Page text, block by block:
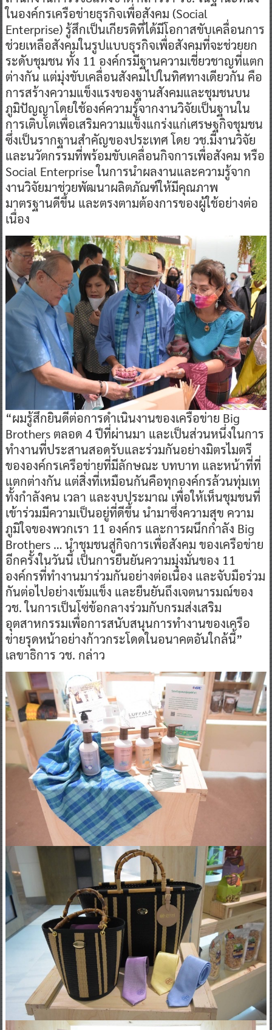
ในองค์กรเครือข่ายธุรกิจเพื่อสังคม (Social
Enterprise) รู้สึกเป็นเกียรติที่ได้มีโอกาสขับเคลื่อนการ
ช่วยเหลือสังคมในรูปแบบธุรกิจเพื่อสังคมที่จะช่วยยก
ระดับชุมชน ทั้ง 11 องค์กรมีฐานความเชี่ยวชาญที่แตก
ต่างกัน แต่มุ่งขับเคลื่อนสังคมไปในทิศทางเดียวกัน คือ
การสร้างความแข็งแรงของฐานสังคมและชุมชนบน
ภูมิปัญญาโดยใช้องค์ความรู้จากงานวิจัยเป็นฐานใน
การเติบโตเพื่อเสริมความแข็งแกร่งแก่เศรษฐกิจชุมชน
ซึ่งเป็นรากฐานสำคัญของประเทศ โดย วช.มีงานวิจัย
และนวัตกรรมที่พร้อมขับเคลื่อนกิจการเพื่อสังคม หรือ
Social Enterprise ในการนำผลงานและความรู้จาก
งานวิจัยมาช่วยพัฒนาผลิตภัณฑ์ให้มีคุณภาพ
มาตรฐานดีขึ้น และตรงตามต้องการของผู้ใช้อย่างต่อ
เนื่อง
“ผมรู้สึกยินดีต่อการดำเนินงานของเครือข่าย Big
Brothers ตลอด 4 ปีที่ผ่านมา และเป็นส่วนหนึ่งในการ
ทำงานที่ประสานสอดรับและร่วมกันอย่างมิตรไมตรี
ขององค์กรเครือข่ายที่มีลักษณะ บทบาท และหน้าที่ที่
แตกต่างกัน แต่สิ่งที่เหมือนกันคือทุกองค์กรล้วนทุ่มเท
ทั้งกำลังคน เวลา และงบประมาณ เพื่อให้เห็นชุมชนที่
เข้าร่วมมีความเป็นอยู่ที่ดีขึ้น นำมาซึ่งความสุข ความ
ภูมิใจของพวกเรา 11 องค์กร และการผนึกกำลัง Big
Brothers … นำชุมชนสู่กิจการเพื่อสังคม ของเครือข่าย
อีกครั้งในวันนี้ เป็นการยืนยันความมุ่งมั่นของ 11
องค์กรที่ทำงานมาร่วมกันอย่างต่อเนื่อง และจับมือร่วม
กันต่อไปอย่างเข้มแข็ง และยืนยันถึงเจตนารมณ์ของ
วช. ในการเป็นโซ่ข้อกลางร่วมกับกรมส่งเสริม
อุตสาหกรรมเพื่อการสนับสนุนการทำงานของเครือ
ข่ายรุดหน้าอย่างก้าวกระโดดในอนาคตอันใกล้นี้”
เลขาธิการ วช. กล่าว